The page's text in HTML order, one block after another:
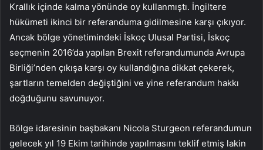
Krallık içinde kalma yönünde oy kullanmıştı. İngiltere
hükümeti ikinci bir referanduma gidilmesine karşı çıkıyor.
Ancak bölge yönetimindeki İskoç Ulusal Partisi, İskoç
seçmenin 2016’da yapılan Brexit referandumunda Avrupa
Birliği’nden çıkışa karşı oy kullandığına dikkat çekerek,
şartların temelden değiştiğini ve yine referandum hakkı
doğduğunu savunuyor.
Bölge idaresinin başbakanı Nicola Sturgeon referandumun
gelecek yıl 19 Ekim tarihinde yapılmasını teklif etmiş lakin